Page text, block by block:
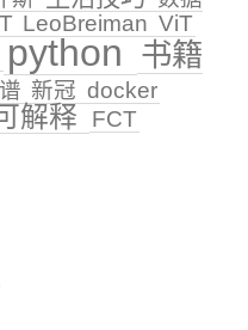
LeoBreiman ViT
python 书籍
新冠 docker
解释
FCT